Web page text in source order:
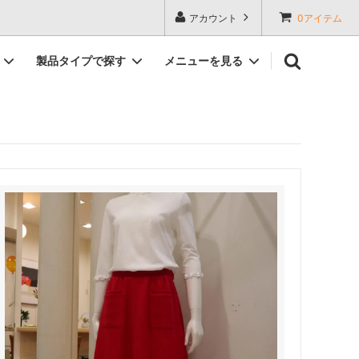
0アイテム
アカウント
製品タイプで探す メニューを見る